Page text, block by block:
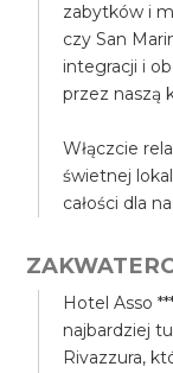
zabytków i
czy San
integracji i
przez naszą
Włączcie
świetnej
całości dla
Hotel Asso
najbardziej
Rivazzura,